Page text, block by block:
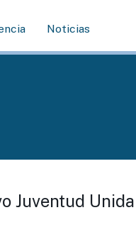
Noticias
Juventud